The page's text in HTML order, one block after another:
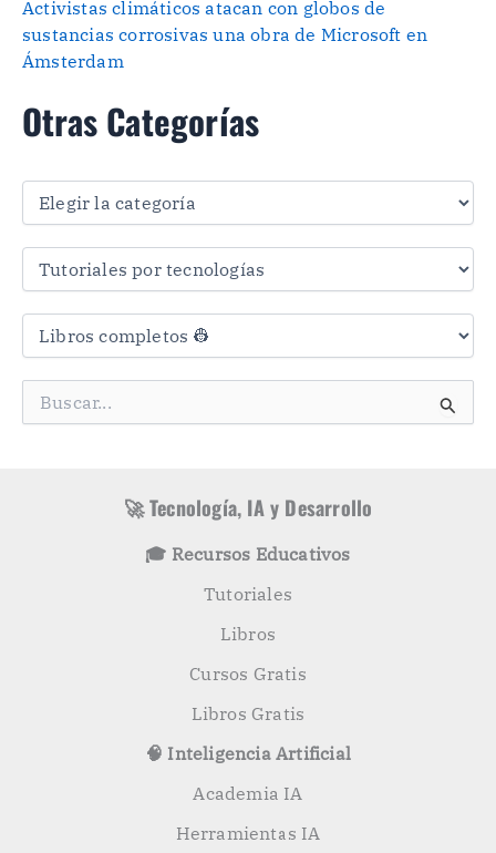
Activistas climáticos atacan con globos de
sustancias corrosivas una obra de Microsoft en
Ámsterdam
Otras Categorías
O
a
a
🚀 Tecnología, IA y Desarrollo
🎓 Recursos Educativos
Tutoriales
Libros
Cursos Gratis
Libros Gratis
🧠 Inteligencia Artificial
Academia IA
Herramientas IA